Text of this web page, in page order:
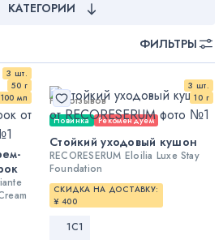
КАТЕГОРИИ
ФИЛЬТРЫ
3 шт.
50 г
100 мл
3 шт.
10 г
Нет отзывов
Новинка Рекомендуем
Стойкий уходовый кушон
RECORESERUM Eloilia Luxe Stay
Foundation
СКИДКА НА ДОСТАВКУ:
¥ 400
1С1